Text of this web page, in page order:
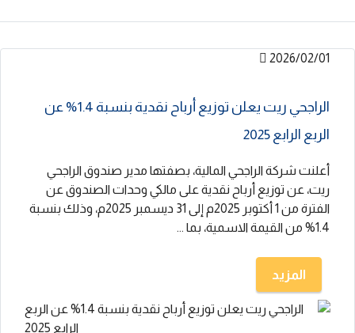
2026/02/01
الراجحي ريت يعلن توزيع أرباح نقدية بنسبة 1.4% عن
الربع الرابع 2025
أعلنت شركة الراجحي المالية، بصفتها مدير صندوق الراجحي
ريت، عن توزيع أرباح نقدية على مالكي وحدات الصندوق عن
الفترة من 1 أكتوبر 2025م إلى 31 ديسمبر 2025م، وذلك بنسبة
1.4% من القيمة الاسمية، بما ...
المزيد